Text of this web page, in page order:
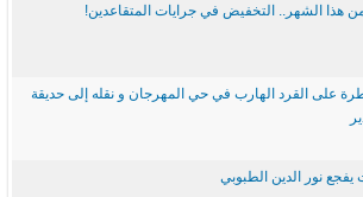
من هذا الشهر.. التخفيض في جرايات المتقاعدين!
على القرد الهارب في حي المهرجان و نقله إلى حديقة
يفجع نور الدين الطبوبي